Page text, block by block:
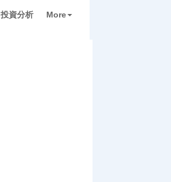
投資分析 More